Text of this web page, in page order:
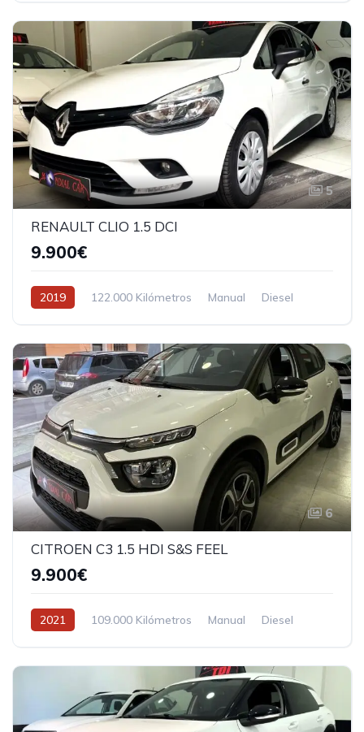
5
RENAULT CLIO 1.5 DCI
9.900€
2019 122.000 Kilómetros Manual Diesel
6
CITROEN C3 1.5 HDI S&S FEEL
9.900€
2021 109.000 Kilómetros Manual Diesel